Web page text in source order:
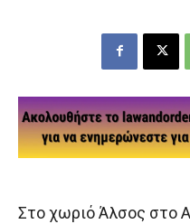
Στο χωριό Άλσος στο